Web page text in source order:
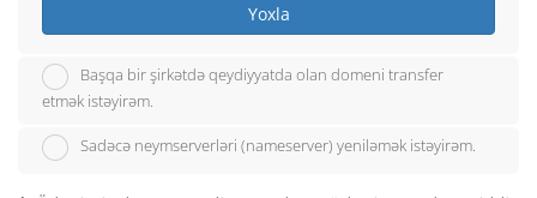
Yoxla
Başqa bir şirkətdə qeydiyyatda olan domeni transfer
etmək istəyirəm.
Sadəcə neymserverləri (nameserver) yeniləmək istəyirəm.